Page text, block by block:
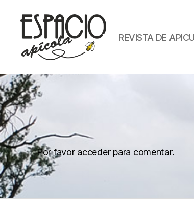
APICOLA
REVISTA DE
Por favor acceder para comentar.